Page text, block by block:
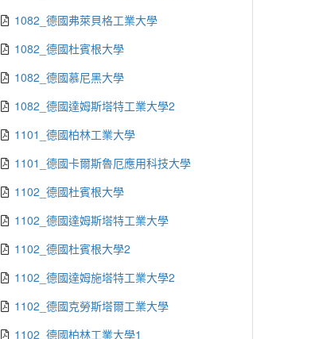
1082_德國弗萊貝格工業大學
1082_德國杜賓根大學
1082_德國慕尼黑大學
1082_德國達姆斯塔特工業大學2
1101_德國柏林工業大學
1101_德國卡爾斯魯厄應用科技大學
1102_德國杜賓根大學
1102_德國達姆斯塔特工業大學
1102_德國杜賓根大學2
1102_德國達姆施塔特工業大學2
1102_德國克勞斯塔爾工業大學
1102_德國柏林工業大學1